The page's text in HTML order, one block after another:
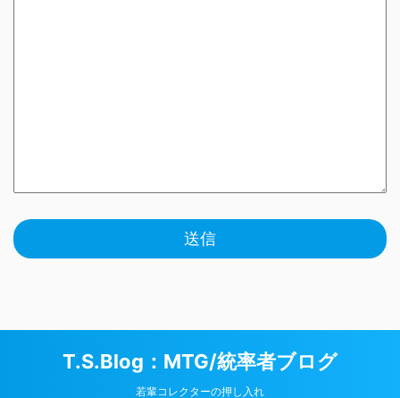
T.S.Blog：MTG/統率者ブログ
若輩コレクターの押し入れ